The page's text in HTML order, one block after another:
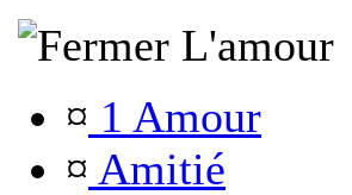
L'amour
¤ 1 Amour
¤ Amitié